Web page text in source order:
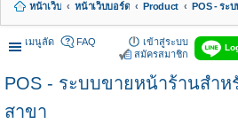
หน้าเว็บ หน้าเว็บบอร์ด Product
เมนูลัด
FAQ
เข้าสู่ระบบ
สมัครสมาชิก
POS - ระบบขายหน้าร้านสำ
สาขา